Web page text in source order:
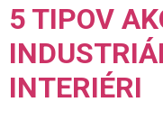
5 TIPOV
INTERIÉRI